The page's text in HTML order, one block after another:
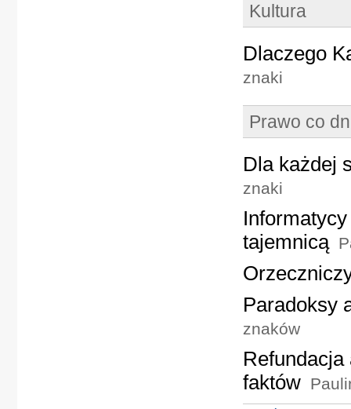
Kultura
Dlaczego
znaki
Prawo co
Dla każdej
znaki
tajemnicą
Paradoksy
znaków
faktów